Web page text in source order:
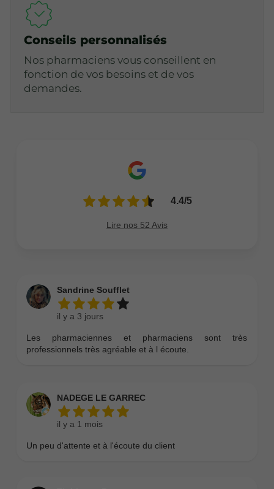
Conseils personnalisés
Nos pharmaciens vous conseillent en
fonction de vos besoins et de vos
demandes.